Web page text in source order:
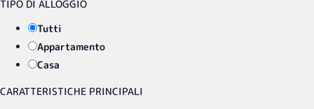
TIPO DI ALLOGGIO
Tutti
Appartamento
Casa
CARATTERISTICHE PRINCIPALI